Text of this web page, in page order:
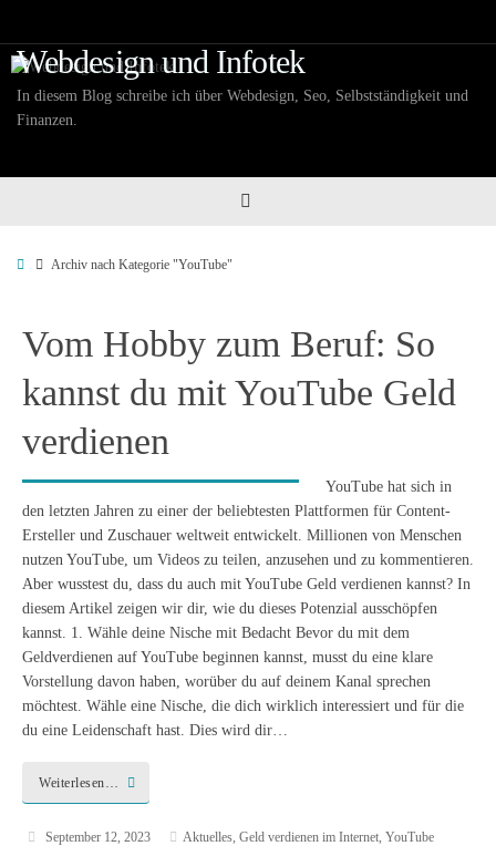
springen
Webdesign und Infotek
In diesem Blog schreibe ich über Webdesign, Seo, Selbstständigkeit und
Finanzen.
StartArchiv nach Kategorie "YouTube"
Vom Hobby zum Beruf: So
kannst du mit YouTube Geld
verdienen
YouTube hat sich in
den letzten Jahren zu einer der beliebtesten Plattformen für Content-
Ersteller und Zuschauer weltweit entwickelt. Millionen von Menschen
nutzen YouTube, um Videos zu teilen, anzusehen und zu kommentieren.
Aber wusstest du, dass du auch mit YouTube Geld verdienen kannst? In
diesem Artikel zeigen wir dir, wie du dieses Potenzial ausschöpfen
kannst. 1. Wähle deine Nische mit Bedacht Bevor du mit dem
Geldverdienen auf YouTube beginnen kannst, musst du eine klare
Vorstellung davon haben, worüber du auf deinem Kanal sprechen
möchtest. Wähle eine Nische, die dich wirklich interessiert und für die
du eine Leidenschaft hast. Dies wird dir…
Weiterlesen…
September 12, 2023 Aktuelles ,Geld verdienen im Internet ,YouTube